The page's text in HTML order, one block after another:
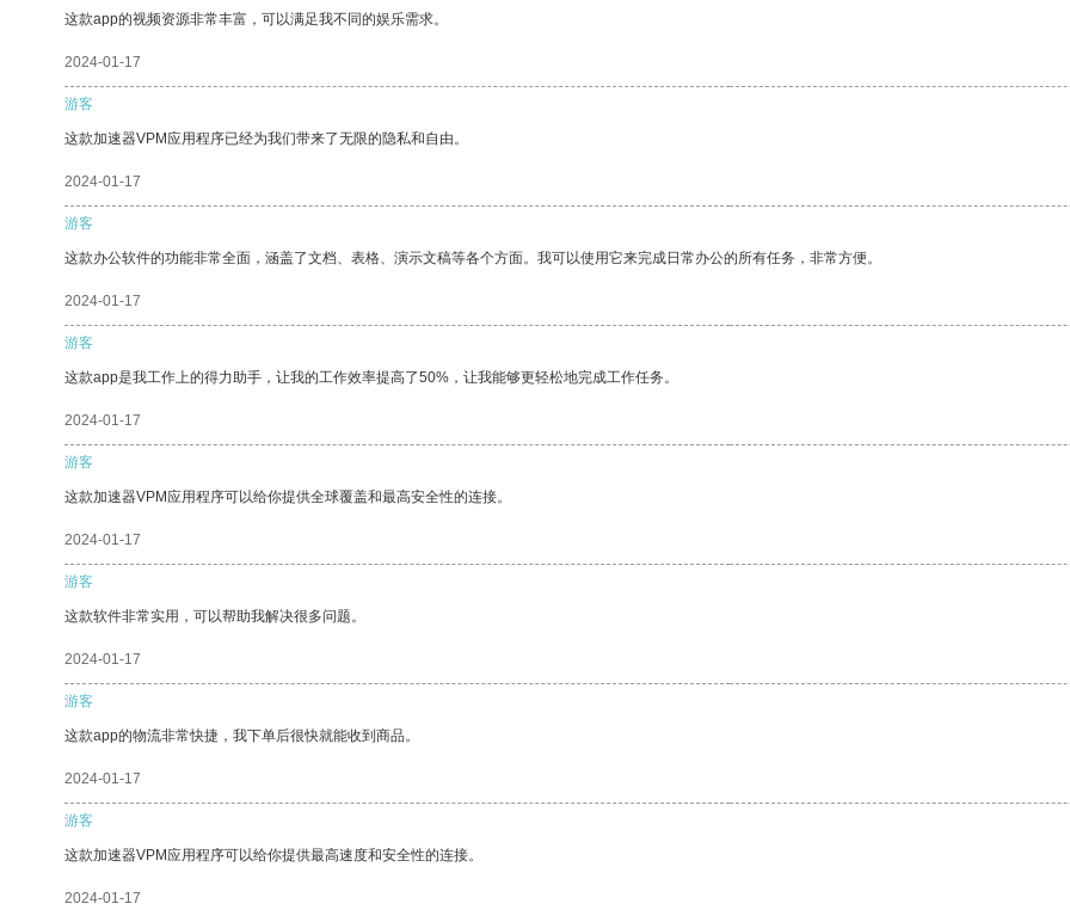
这款app的视频资源非常丰富，可以满足我不同的娱乐需求。
2024-01-17
游客
这款加速器VPM应用程序已经为我们带来了无限的隐私和自由。
2024-01-17
游客
这款办公软件的功能非常全面，涵盖了文档、表格、演示文稿等各个方面。我可以使用它来完成日常办公的所有任务，非常方便。
2024-01-17
游客
这款app是我工作上的得力助手，让我的工作效率提高了50%，让我能够更轻松地完成工作任务。
2024-01-17
游客
这款加速器VPM应用程序可以给你提供全球覆盖和最高安全性的连接。
2024-01-17
游客
这款软件非常实用，可以帮助我解决很多问题。
2024-01-17
游客
这款app的物流非常快捷，我下单后很快就能收到商品。
2024-01-17
游客
这款加速器VPM应用程序可以给你提供最高速度和安全性的连接。
2024-01-17